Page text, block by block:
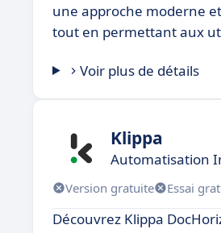
une approche moderne
tout en permettant aux
Voir plus de détails
Klippa
Automatisation
Version gratuite Essai
Découvrez Klippa